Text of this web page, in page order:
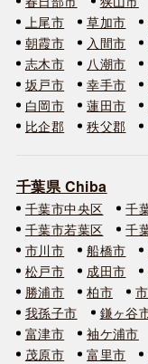
上尾市
草加市
朝霞市
入間市
志木市
八潮市
坂戸市
幸手市
白岡市
蓮田市
比企郡
秩父郡
千葉県 Chiba
千葉市中央区 千
千葉市若葉区
千
市川市
船橋市
松戸市
成田市
勝浦市
柏市
我孫子市
鎌ヶ谷
富津市
袖ケ浦市
茂原市
富里市